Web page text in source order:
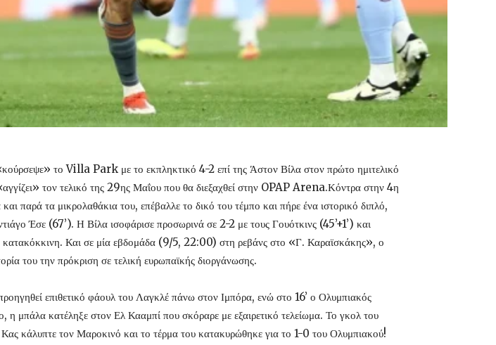
το Villa Park με το εκπληκτικό 4-2 επί της Άστον Βίλα στον πρώτο ημιτελικό
τον τελικό της 29ης Μαΐου που θα διεξαχθεί στην OPAP Arena.Κόντρα στην 4η
τα μικρολαθάκια του, επέβαλλε το δικό του τέμπο και πήρε ένα ιστορικό διπλό,
Έσε (67’). Η Βίλα ισοφάρισε προσωρινά σε 2-2 με τους Γουότκινς (45’+1’) και
κατακόκκινη. Και σε μία εβδομάδα (9/5, 22:00) στη ρεβάνς στο «Γ. Καραϊσκάκης», ο
του την πρόκριση σε τελική ευρωπαϊκής διοργάνωσης.
επιθετικό φάουλ του Λαγκλέ πάνω στον Ιμπόρα, ενώ στο 16’ ο Ολυμπιακός
μπάλα κατέληξε στον Ελ Κααμπί που σκόραρε με εξαιρετικό τελείωμα. Το γκολ του
κάλυπτε τον Μαροκινό και το τέρμα του κατακυρώθηκε για το 1-0 του Ολυμπιακού!